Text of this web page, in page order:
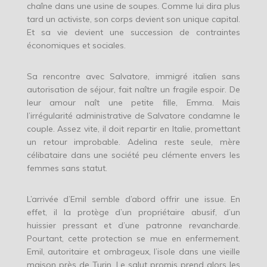
chaîne dans une usine de soupes. Comme lui dira plus
tard un activiste, son corps devient son unique capital.
Et sa vie devient une succession de contraintes
économiques et sociales.
Sa rencontre avec Salvatore, immigré italien sans
autorisation de séjour, fait naître un fragile espoir. De
leur amour naît une petite fille, Emma. Mais
l’irrégularité administrative de Salvatore condamne le
couple. Assez vite, il doit repartir en Italie, promettant
un retour improbable. Adelina reste seule, mère
célibataire dans une société peu clémente envers les
femmes sans statut.
L’arrivée d’Emil semble d’abord offrir une issue. En
effet, il la protège d’un propriétaire abusif, d’un
huissier pressant et d’une patronne revancharde.
Pourtant, cette protection se mue en enfermement.
Emil, autoritaire et ombrageux, l’isole dans une vieille
maison près de Turin. Le salut promis prend alors les